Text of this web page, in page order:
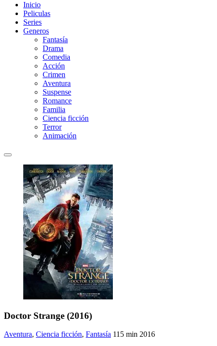
Inicio
Peliculas
Series
Generos
Fantasía
Drama
Comedia
Acción
Crimen
Aventura
Suspense
Romance
Familia
Ciencia ficción
Terror
Animación
Doctor Strange (2016)
Aventura, Ciencia ficción, Fantasía 115 min 2016